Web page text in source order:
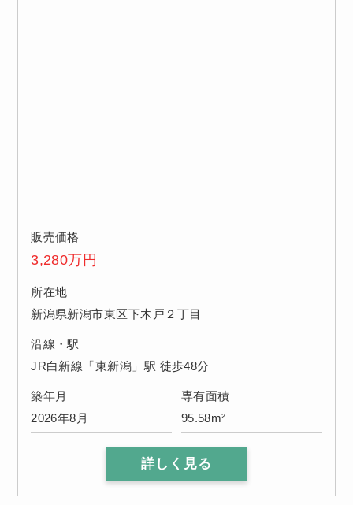
販売価格
3,280万円
所在地
新潟県新潟市東区下木戸２丁目
沿線・駅
JR白新線「東新潟」駅 徒歩48分
築年月
2026年8月
専有面積
95.58m²
詳しく見る